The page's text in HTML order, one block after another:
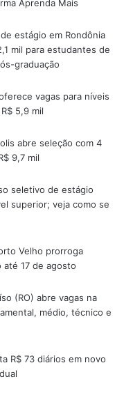
Aprenda Mais
estágio em Rondônia
mil para estudantes de
graduação
vagas para níveis
5,9 mil
abre seleção com 4
9,7 mil
seletivo de estágio
superior; veja como se
Velho prorroga
17 de agosto
(RO) abre vagas na
médio, técnico e
R$ 73 diários em novo